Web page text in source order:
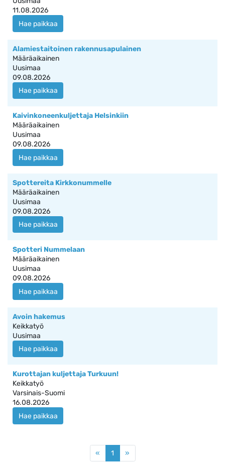
11.08.2026
Hae paikkaa
Alamiestaitoinen rakennusapulainen
Määräaikainen
Uusimaa
09.08.2026
Hae paikkaa
Kaivinkoneenkuljettaja Helsinkiin
Määräaikainen
Uusimaa
09.08.2026
Hae paikkaa
Spottereita Kirkkonummelle
Määräaikainen
Uusimaa
09.08.2026
Hae paikkaa
Spotteri Nummelaan
Määräaikainen
Uusimaa
09.08.2026
Hae paikkaa
Avoin hakemus
Keikkatyö
Uusimaa
Hae paikkaa
Kurottajan kuljettaja Turkuun!
Keikkatyö
Varsinais-Suomi
16.08.2026
Hae paikkaa
« 1 »